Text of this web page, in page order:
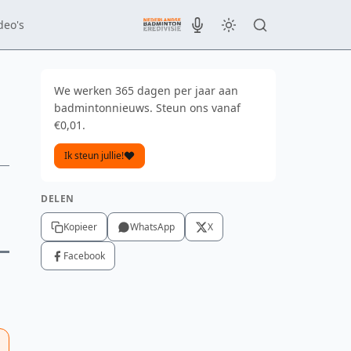
We werken 365 dagen per jaar aan
badmintonnieuws. Steun ons vanaf
€0,01.
Ik steun jullie!
DELEN
Kopieer WhatsApp X
Facebook